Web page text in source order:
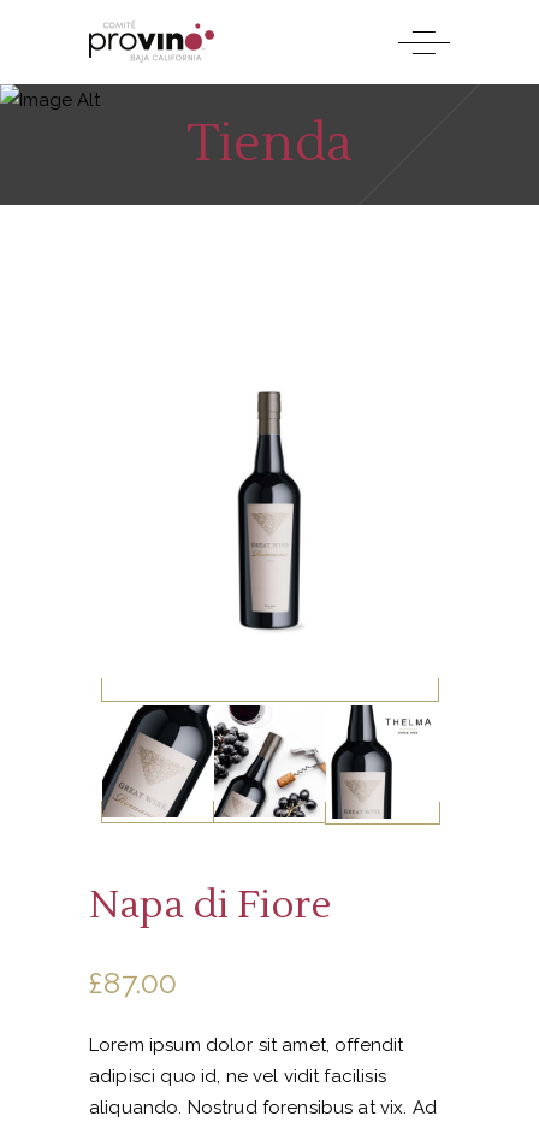
Tienda
Napa di Fiore
£87.00
Lorem ipsum dolor sit amet, offendit
adipisci quo id, ne vel vidit facilisis
aliquando. Nostrud forensibus at vix. Ad